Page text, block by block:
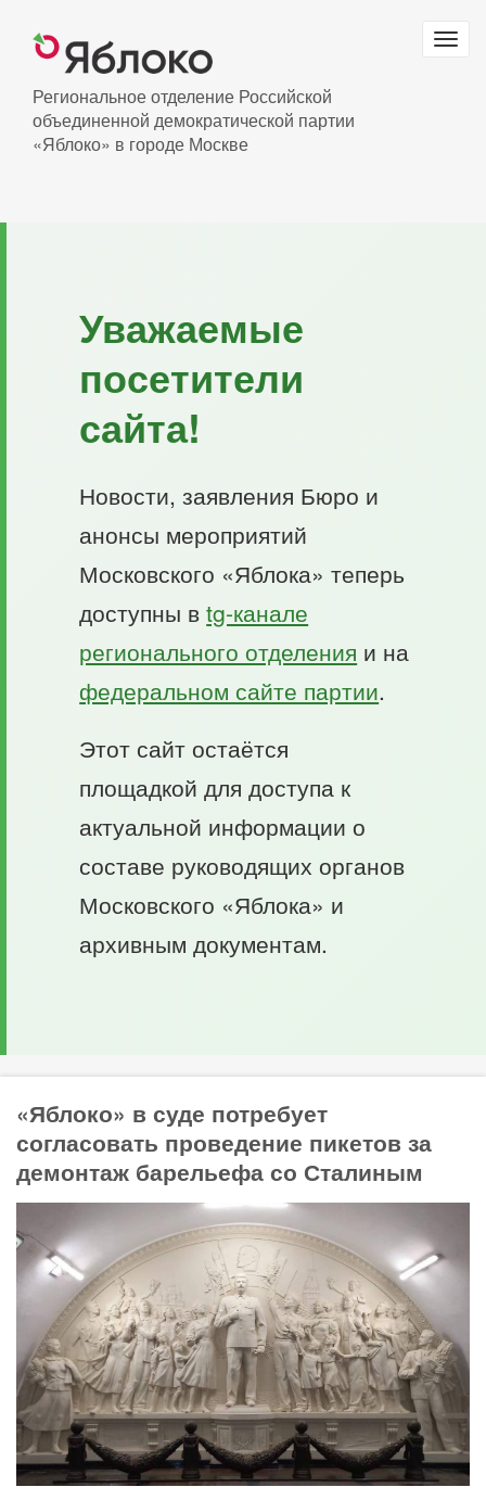
основному
Региональное отделение Российской
объединенной демократической партии
«Яблоко» в городе Москве
Уважаемые
посетители
сайта!
Новости, заявления Бюро и
анонсы мероприятий
Московского «Яблока» теперь
доступны вtg-канале
регионального отделения и на
федеральном сайте партии.
Этот сайт остаётся
площадкой для доступа к
актуальной информации о
составе руководящих органов
Московского «Яблока» и
архивным документам.
«Яблоко» в суде потребует
согласовать проведение пикетов за
демонтаж барельефа со Сталиным